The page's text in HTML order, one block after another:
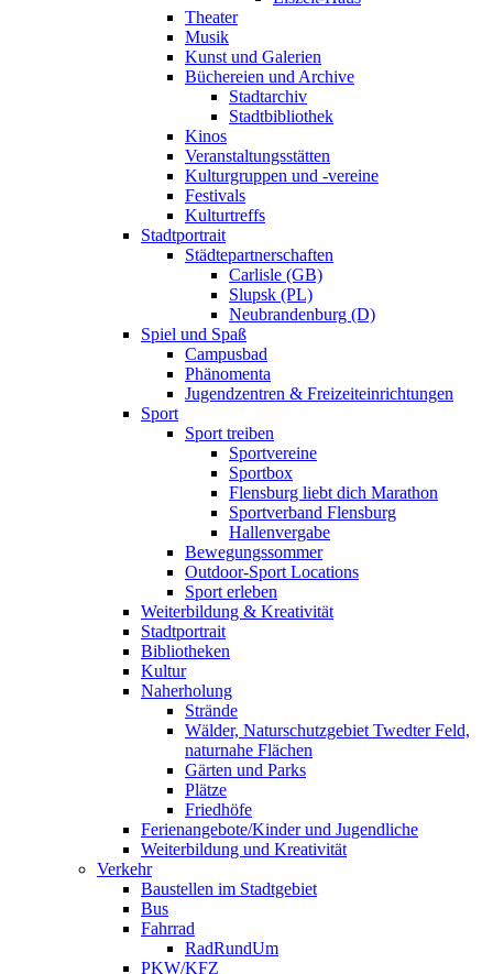
Theater
Musik
Kunst und Galerien
Büchereien und Archive
Stadtarchiv
Stadtbibliothek
Kinos
Veranstaltungsstätten
Kulturgruppen und -vereine
Festivals
Kulturtreffs
Stadtportrait
Städtepartnerschaften
Carlisle (GB)
Slupsk (PL)
Neubrandenburg (D)
Spiel und Spaß
Campusbad
Phänomenta
Jugendzentren & Freizeiteinrichtungen
Sport
Sport treiben
Sportvereine
Sportbox
Flensburg liebt dich Marathon
Sportverband Flensburg
Hallenvergabe
Bewegungssommer
Outdoor-Sport Locations
Sport erleben
Weiterbildung & Kreativität
Stadtportrait
Bibliotheken
Kultur
Naherholung
Strände
Wälder, Naturschutzgebiet Twedter Feld,
naturnahe Flächen
Gärten und Parks
Plätze
Friedhöfe
Ferienangebote/Kinder und Jugendliche
Weiterbildung und Kreativität
Verkehr
Baustellen im Stadtgebiet
Bus
Fahrrad
RadRundUm
PKW/KFZ